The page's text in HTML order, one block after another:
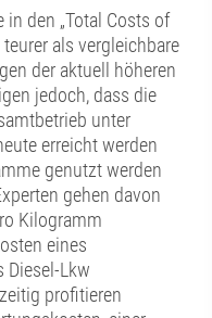
den „Total Costs of
als vergleichbare
der aktuell höheren
jedoch, dass die
unter
erreicht werden
genutzt werden
gehen davon
Kilogramm
eines
Diesel-Lkw
profitieren